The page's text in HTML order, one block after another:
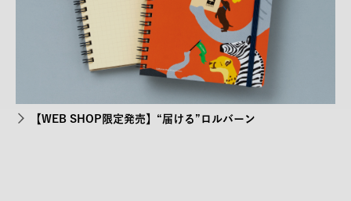
【WEB SHOP限定発売】“届ける”ロルバーン